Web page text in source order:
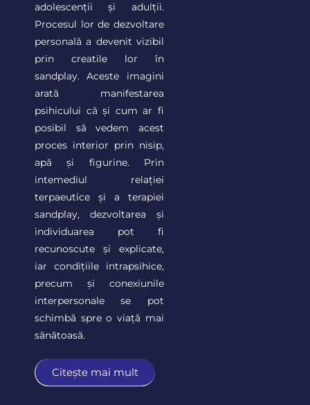
adolescenții și adulții.
Procesul lor de dezvoltare
personală a devenit vizibil
prin creatile lor în
sandplay. Aceste imagini
arată manifestarea
psihicului că și cum ar fi
posibil să vedem acest
proces interior prin nisip,
apă și figurine. Prin
intemediul relației
terpaeutice și a terapiei
sandplay, dezvoltarea și
individuarea pot fi
recunoscute și explicate,
iar condițiile intrapsihice,
precum și conexiunile
interpersonale se pot
schimbă spre o viață mai
sănătoasă.
Citește mai mult